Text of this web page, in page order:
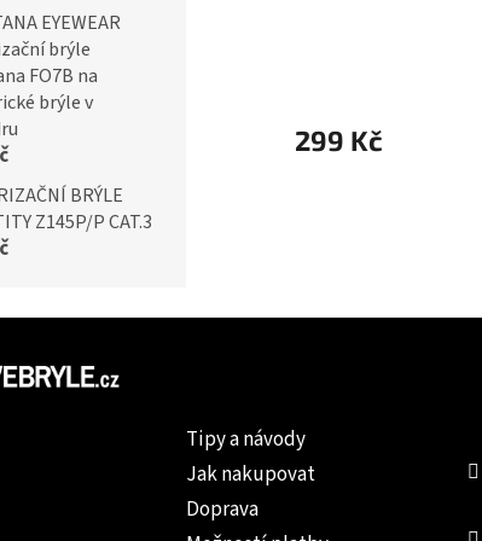
EYEWEAR
brýle
FO7B na
brýle v
BRÝLE
Z145P/P CAT.3
zraku MY014 silver
Kč 299 Kč
Tipy a návody
Jak nakupovat
Doprava